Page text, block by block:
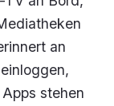
an
stehen